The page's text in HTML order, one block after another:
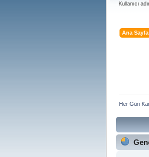
Kullanıcı
Ana Sayfa
Her Gün